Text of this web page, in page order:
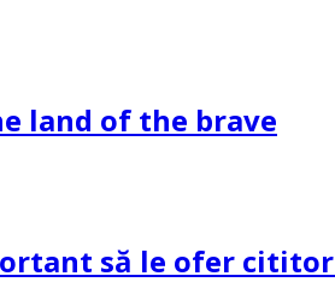
land of the brave
să le ofer